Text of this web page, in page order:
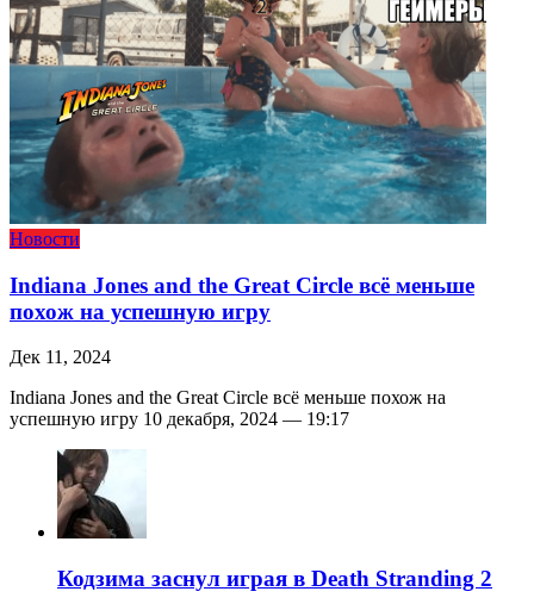
Новости
Indiana Jones and the Great Circle всё меньше
похож на успешную игру
Дек 11, 2024
Indiana Jones and the Great Circle всё меньше похож на
успешную игру 10 декабря, 2024 — 19:17
Кодзима заснул играя в Death Stranding 2